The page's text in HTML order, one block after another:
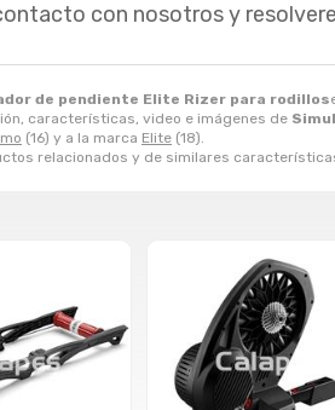
de pendiente Elite Rizer para rodillos
características, video e imágenes de
(16) y a la marca Elite (18).
relacionados y de similares
con nosotros y